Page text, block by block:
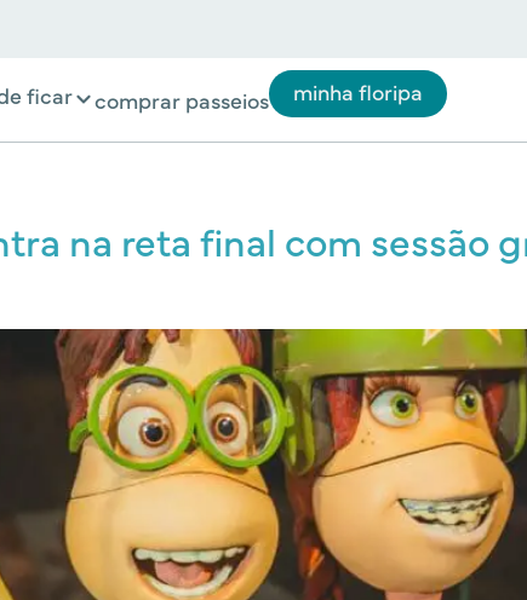
ficar comprar passeios minha floripa
na reta final com sessão